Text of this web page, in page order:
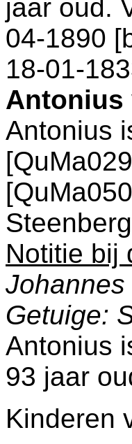
jaar oud.
04-1890 [
18-01-
Antonius
Antonius
Notitie bij
Johannes
Getuige:
Antonius
93 jaar
Kinderen